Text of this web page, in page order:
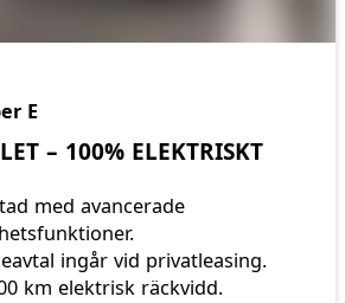
E
– 100% ELEKTRISKT
med avancerade
ingår vid privatleasing.
km elektrisk räckvidd.